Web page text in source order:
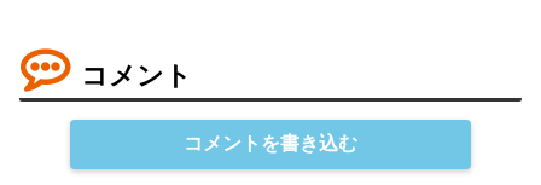
コメント
コメントを書き込む